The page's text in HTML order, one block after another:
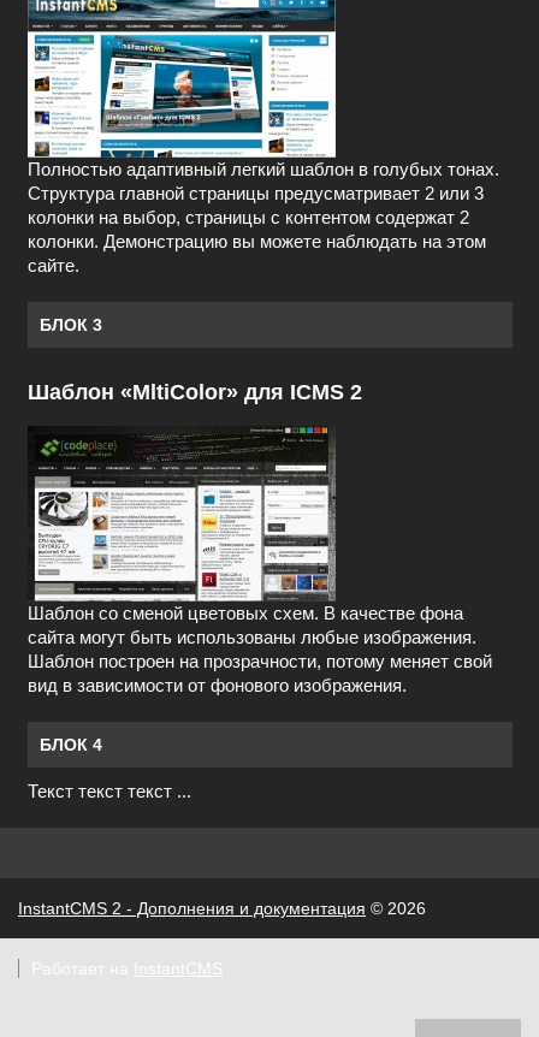
Полностью адаптивный легкий шаблон в голубых тонах.
Структура главной страницы предусматривает 2 или 3
колонки на выбор, страницы с контентом содержат 2
колонки. Демонстрацию вы можете наблюдать на этом
сайте.
БЛОК 3
Шаблон «MltiColor» для ICMS 2
Шаблон со сменой цветовых схем. В качестве фона
сайта могут быть использованы любые изображения.
Шаблон построен на прозрачности, потому меняет свой
вид в зависимости от фонового изображения.
БЛОК 4
Текст текст текст ...
InstantCMS 2 - Дополнения и документация © 2026
Работает на InstantCMS